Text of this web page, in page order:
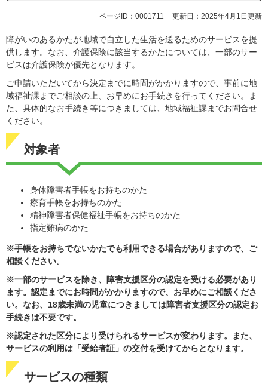
ページID：0001711 更新日：2025年4月1日更新
障がいのあるかたが地域で自立した生活を送るためのサービスを提
供します。なお、介護保険に該当するかたについては、一部のサー
ビスは介護保険が優先となります。
ご申請いただいてから決定までに時間がかかりますので、事前に地
域福祉課までご相談の上、お早めにお手続きを行ってください。ま
た、具体的なお手続き等につきましては、地域福祉課までお問合せ
ください。
対象者
身体障害者手帳をお持ちのかた
療育手帳をお持ちのかた
精神障害者保健福祉手帳をお持ちのかた
指定難病のかた
※手帳をお持ちでないかたでも利用できる場合がありますので、ご
相談ください。
※一部のサービスを除き、障害支援区分の認定を受ける必要があり
ます。認定までにお時間がかかりますので、お早めにご相談くださ
い。なお、18歳未満の児童につきましては障害者支援区分の認定お
手続きは不要です。
※認定された区分により受けられるサービスが変わります。また、
サービスの利用は「受給者証」の交付を受けてからとなります。
サービスの種類